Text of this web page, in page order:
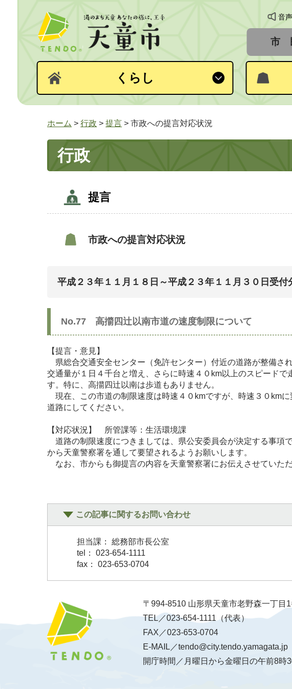
音
市
くらし
ホーム > 行政 > 提言 > 市政への提言対応状況
行政
提言
市政への提言対応状況
平成２３年１１月１８日～平成２３年１１月３０日受付
No.77 高擶四辻以南市道の速度制限について
【提言・意見】
県総合交通安全センター（免許センター）付近の道路が整備さ
交通量が１日４千台と増え、さらに時速４０km以上のスピード
す。特に、高擶四辻以南は歩道もありません。
現在、この市道の制限速度は時速４０kmですが、時速３０km
道路にしてください。
【対応状況】 所管課等：生活環境課
道路の制限速度につきましては、県公安委員会が決定する事項
から天童警察署を通して要望されるようお願いします。
なお、市からも御提言の内容を天童警察署にお伝えさせていただ
この記事に関するお問い合わせ
担当課： 総務部市長公室
tel： 023-654-1111
fax： 023-653-0704
〒994-8510 山形県天童市老野森一丁目
TEL／023-654-1111（代表）
FAX／023-653-0704
E-MAIL／tendo@city.tendo.yamagata.jp
開庁時間／月曜日から金曜日の午前8時